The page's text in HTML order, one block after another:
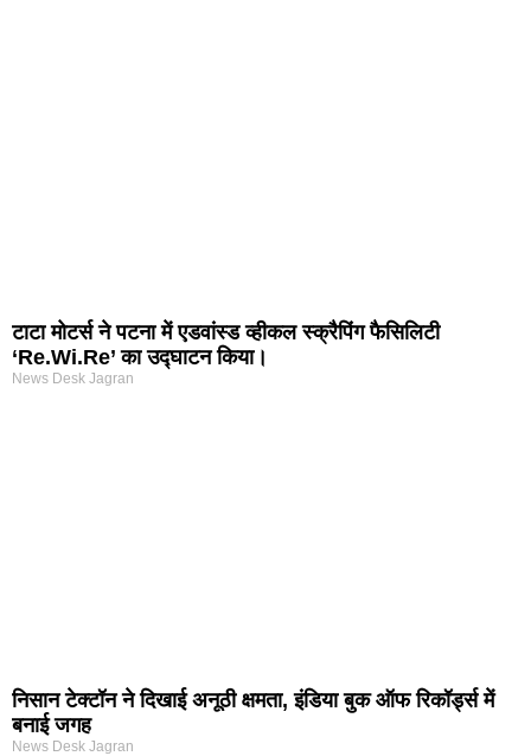
टाटा मोटर्स ने पटना में एडवांस्ड व्हीकल स्क्रैपिंग फैसिलिटी
‘Re.Wi.Re’ का उद्घाटन किया।
News Desk Jagran
निसान टेक्टॉन ने दिखाई अनूठी क्षमता, इंडिया बुक ऑफ रिकॉर्ड्स में
बनाई जगह
News Desk Jagran